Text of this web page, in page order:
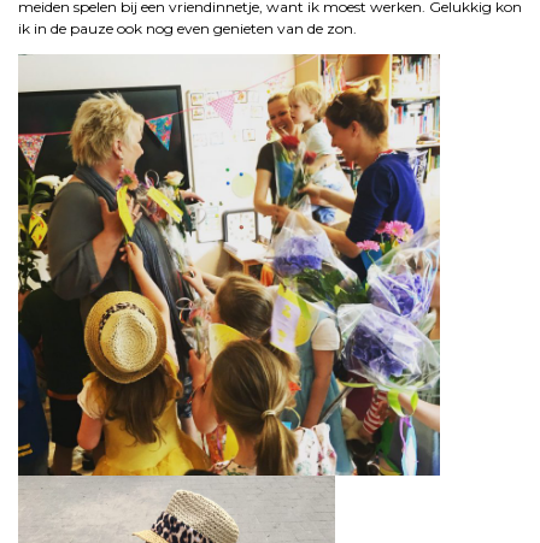
meiden spelen bij een vriendinnetje, want ik moest werken. Gelukkig kon
ik in de pauze ook nog even genieten van de zon.